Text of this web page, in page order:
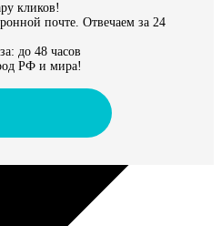
кликов!
почте. Отвечаем за 24
до 48 часов
РФ и мира!